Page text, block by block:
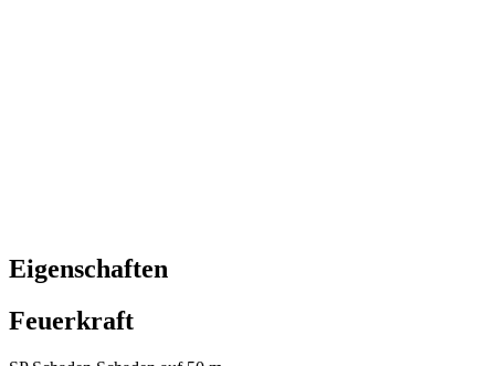
Eigenschaften
Feuerkraft